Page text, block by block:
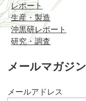
レポート
生産・製造
沖黒研レポート
研究・調査
メールマガジン
メールアドレス